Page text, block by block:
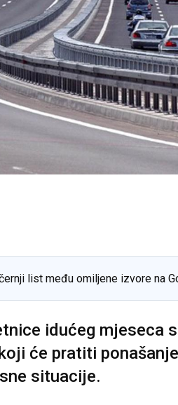
list među omiljene izvore na
idućeg mjeseca
će pratiti
situacije.